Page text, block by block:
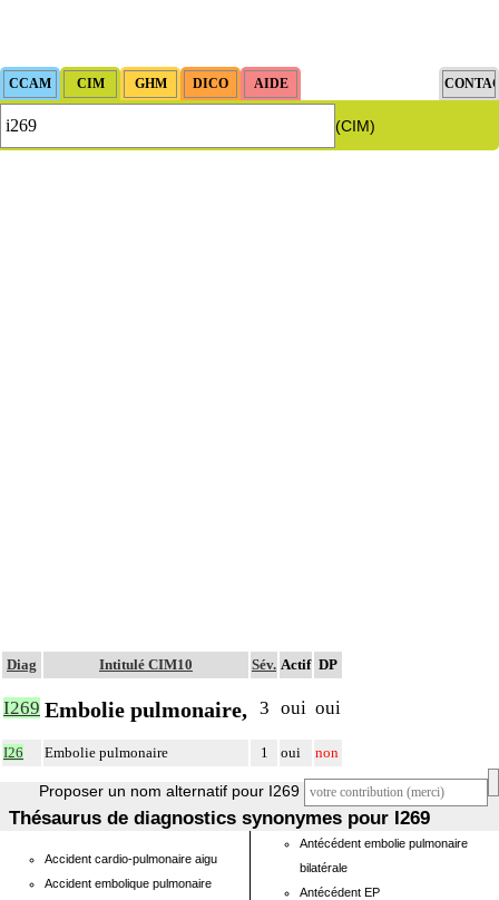
(CIM)
Diag Intitulé CIM10 Sév. Actif DP
I269 Embolie pulmonaire, 3 oui oui
I26 Embolie pulmonaire 1 oui non
Proposer un nom alternatif pour I269
Thésaurus de diagnostics synonymes pour I269
Accident cardio-pulmonaire aigu
Accident embolique pulmonaire
Antécédent embolie pulmonaire
bilatérale
Antécédent EP